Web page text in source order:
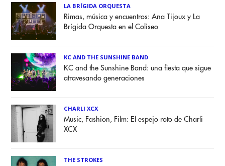
LA BRÍGIDA ORQUESTA
Rimas, música y encuentros: Ana Tijoux y La
Brígida Orquesta en el Coliseo
KC AND THE SUNSHINE BAND
KC and the Sunshine Band: una fiesta que sigue
atravesando generaciones
CHARLI XCX
Music, Fashion, Film: El espejo roto de Charli
XCX
THE STROKES